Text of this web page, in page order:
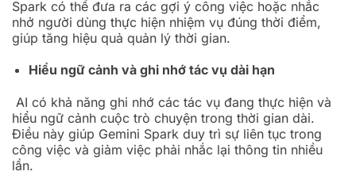
Spark có thể đưa ra các gợi ý công việc hoặc nhắc
nhở người dùng thực hiện nhiệm vụ đúng thời điểm,
giúp tăng hiệu quả quản lý thời gian.
Hiểu ngữ cảnh và ghi nhớ tác vụ dài hạn
AI có khả năng ghi nhớ các tác vụ đang thực hiện và
hiểu ngữ cảnh cuộc trò chuyện trong thời gian dài.
Điều này giúp Gemini Spark duy trì sự liên tục trong
công việc và giảm việc phải nhắc lại thông tin nhiều
lần.